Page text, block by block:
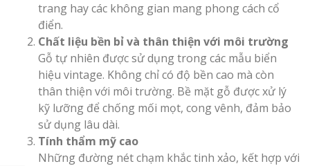
trang hay các không gian mang phong cách cổ
điển.
Chất liệu bền bỉ và thân thiện với môi trường
Gỗ tự nhiên được sử dụng trong các mẫu biển
hiệu vintage. Không chỉ có độ bền cao mà còn
thân thiện với môi trường. Bề mặt gỗ được xử lý
kỹ lưỡng để chống mối mọt, cong vênh, đảm bảo
sử dụng lâu dài.
Tính thẩm mỹ cao
Những đường nét chạm khắc tinh xảo, kết hợp với